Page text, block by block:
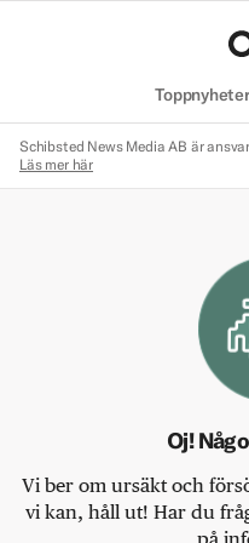
Toppnyheter
Schibsted News Media AB är
Läs mer här
Oj!
Vi ber om ursäkt och
vi kan, håll ut! Har du